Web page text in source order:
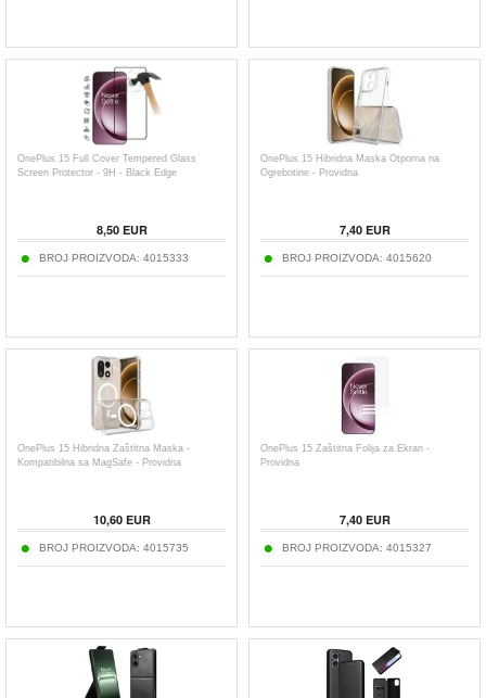
OnePlus 15 Full Cover Tempered Glass
Screen Protector - 9H - Black Edge
8,50EUR
BROJ PROIZVODA: 4015333
OnePlus 15 Hibridna Maska Otporna na
Ogrebotine - Providna
7,40EUR
BROJ PROIZVODA: 4015620
OnePlus 15 Hibridna Zaštitna Maska -
Kompatibilna sa MagSafe - Providna
10,60EUR
BROJ PROIZVODA: 4015735
OnePlus 15 Zaštitna Folija za Ekran -
Providna
7,40EUR
BROJ PROIZVODA: 4015327